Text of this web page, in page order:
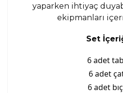
yaparken ihtiyaç
ekipmanları
Set
6 adet
6 adet
6 adet